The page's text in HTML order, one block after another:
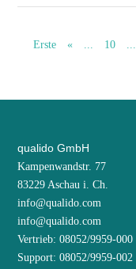
Erste
« ... 10 ...
qualido GmbH
Kampenwandstr. 77
83229 Aschau i. Ch.
info@qualido.com
info@qualido.com
Vertrieb: 08052/9959-000
Support: 08052/9959-002